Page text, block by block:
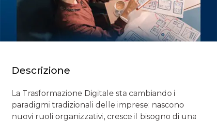
Descrizione
La Trasformazione Digitale sta cambiando i
paradigmi tradizionali delle imprese: nascono
nuovi ruoli organizzativi, cresce il bisogno di una